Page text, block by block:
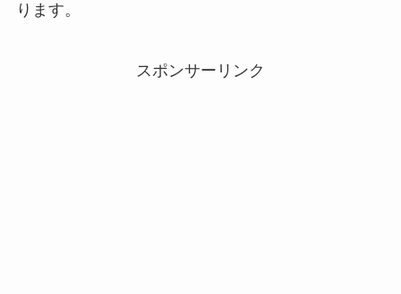
ります。
スポンサーリンク